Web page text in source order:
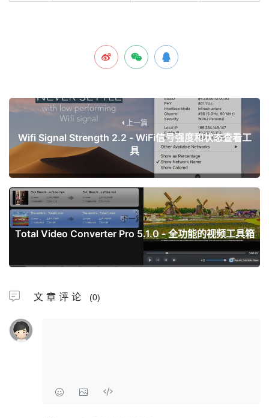
上一篇
Wifi Signal Strength 2.2 - WiFi信号强度和状态查看工
具
下一篇
Total Video Converter Pro 5.1.0 - 全功能的视频工具箱
文章评论 (0)